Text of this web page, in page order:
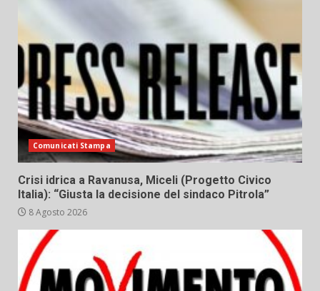
Comunicati Stampa
Crisi idrica a Ravanusa, Miceli (Progetto Civico
Italia): “Giusta la decisione del sindaco Pitrola”
8 Agosto 2026